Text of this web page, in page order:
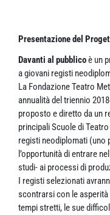
Presentazione del
Davanti al pubblicoè un
a giovani registi
La Fondazione Teatro
annualità del triennio
proposto e diretto da un
principali Scuole di
registi neodiplomati (uno
l’opportunità di entrare
studi- ai processi di
I registi selezionati
scontrarsi con le
tempi stretti, le sue